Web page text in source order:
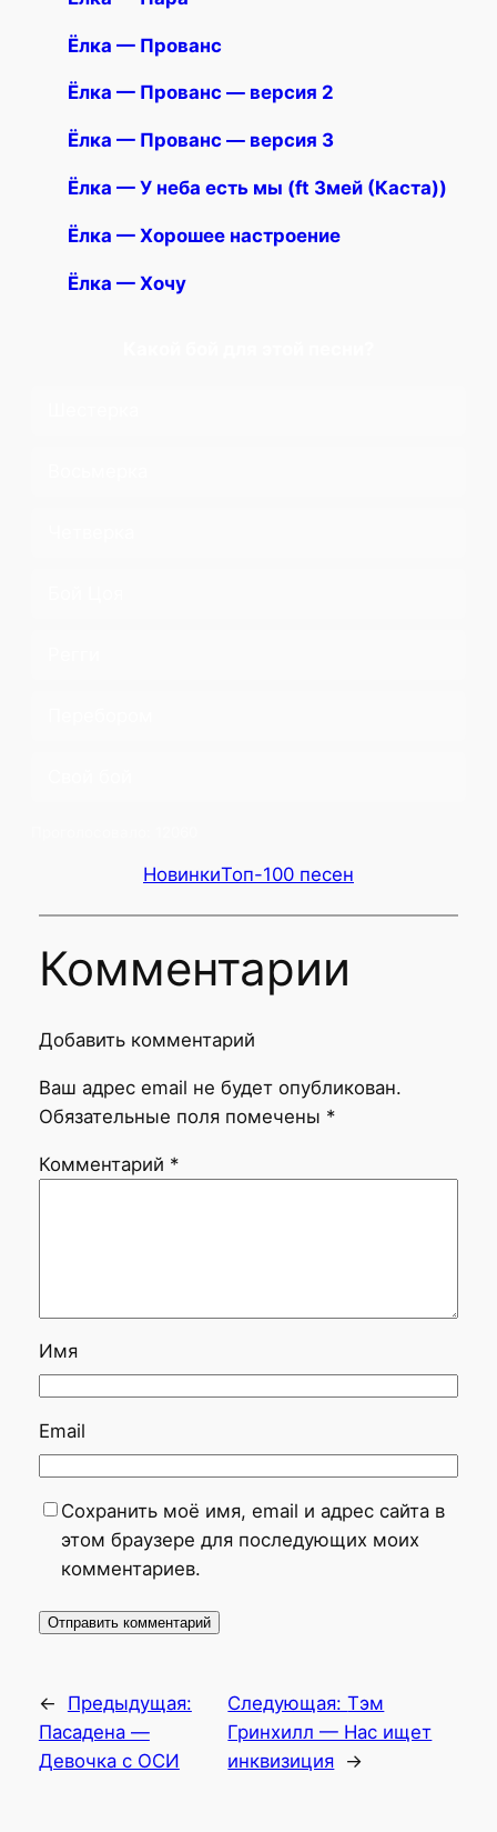
Ëлка — Прованс
Ëлка — Прованс — версия 2
Ëлка — Прованс — версия 3
Ëлка — У неба есть мы (ft Змей (Каста))
Ëлка — Хорошее настроение
Ëлка — Хочу
НовинкиТоп-100 песен
Комментарии
Добавить комментарий
Ваш адрес email не будет опубликован.
Обязательные поля помечены *
Комментарий *
Имя
Email
Сохранить моё имя, email и адрес сайта в
этом браузере для последующих моих
комментариев.
←
Предыдущая:
Пасадена —
Девочка с ОСИ
Следующая:Тэм
Гринхилл — Нас ищет
инквизиция →